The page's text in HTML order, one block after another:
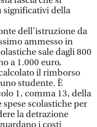
significativi della
dell’istruzione da
ammesso in
sale dagli 800
a 1.000 euro,
il rimborso
studente. È
1, comma 13, della
scolastiche per
la detrazione
i costi